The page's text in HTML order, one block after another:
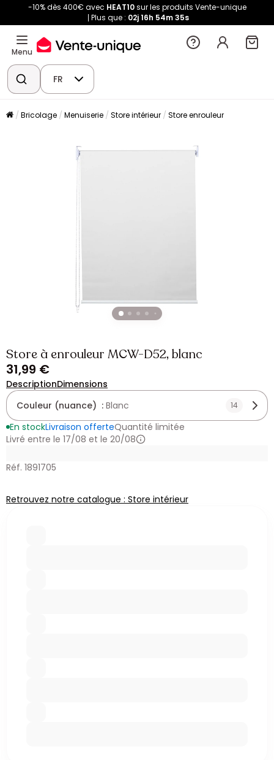
-10% dès 400€ avec HEAT10sur les produits Vente-unique
Plus que : 02j 16h 54m 35s
Menu
FR
Bricolage Menuiserie Store intérieur Store enrouleur
Store à enrouleur MCW-D52, blanc
31,99 €
DescriptionDimensions
Couleur (nuance) : Blanc 14
En stockLivraison offerteQuantité limitée
Livré entre le 17/08 et le 20/08
Réf. 1891705
Retrouvez notre catalogue : Store intérieur